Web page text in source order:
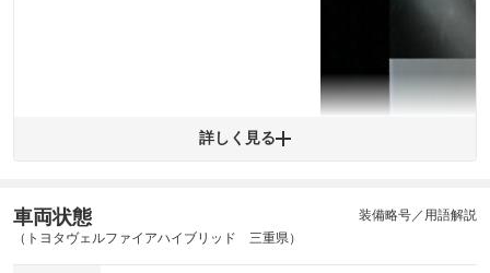
※グー故障診断書はあくまでも実施時点での診断結果となります。将来に
わたり車両状態を担保するものではありませんので、車両情報等の詳細は
拡大
詳しく見る
車両状態
（トヨタヴェルファイアハイブリッド 三重県）
装備略号／用語解説